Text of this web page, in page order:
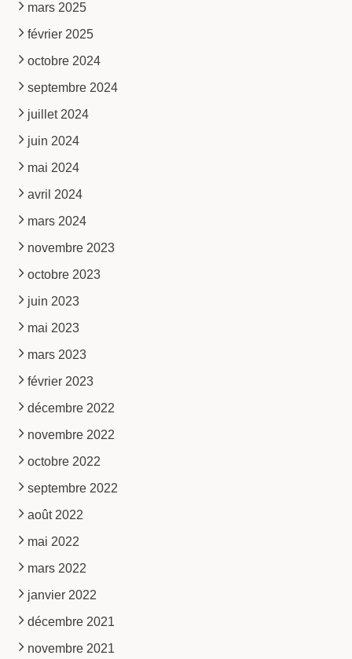
mars 2025
février 2025
octobre 2024
septembre 2024
juillet 2024
juin 2024
mai 2024
avril 2024
mars 2024
novembre 2023
octobre 2023
juin 2023
mai 2023
mars 2023
février 2023
décembre 2022
novembre 2022
octobre 2022
septembre 2022
août 2022
mai 2022
mars 2022
janvier 2022
décembre 2021
novembre 2021